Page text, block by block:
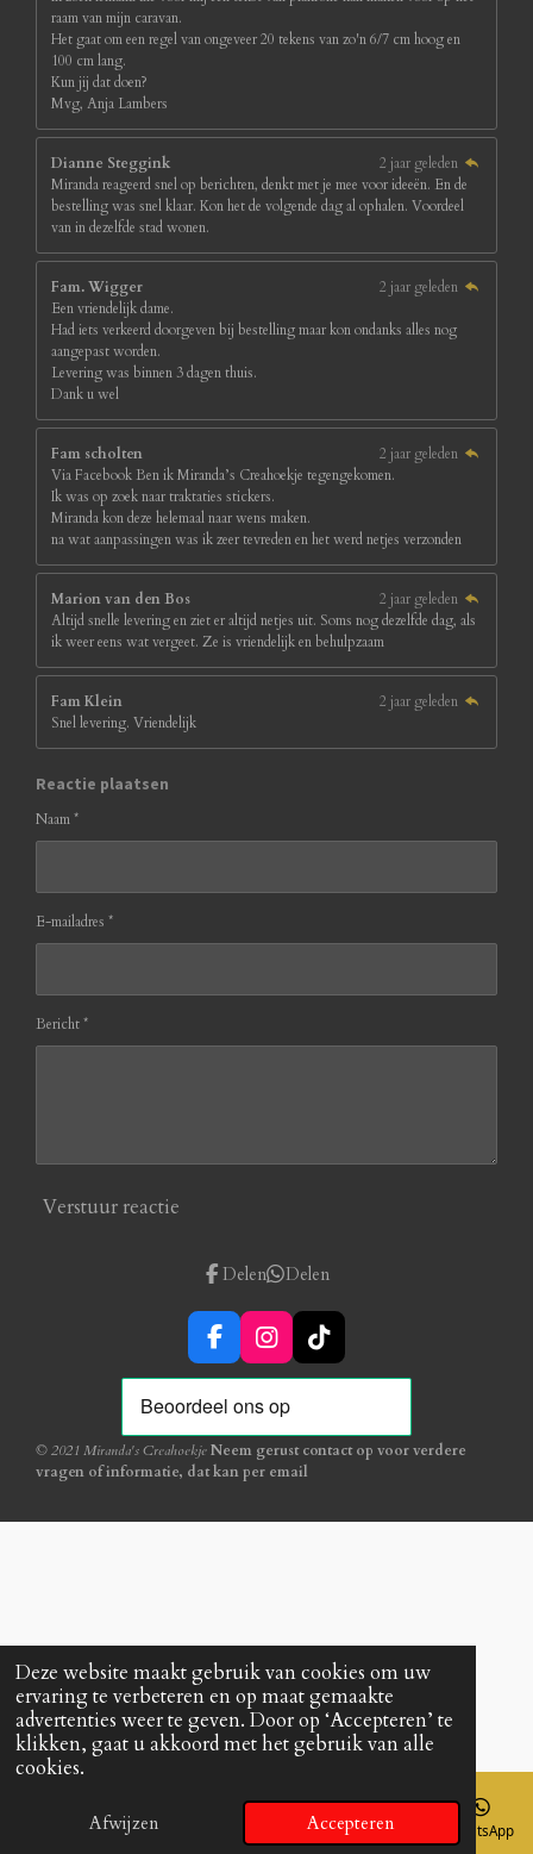
Deze website maakt gebruik van cookies om uw
ervaring te verbeteren en op maat gemaakte
advertenties weer te geven. Door op ‘Accepteren’ te
klikken, gaat u akkoord met het gebruik van alle
cookies.
Afwijzen Accepteren
raam van mijn caravan.
Het gaat om een regel van ongeveer 20 tekens van zo'n 6/7 cm hoog en
100 cm lang.
Kun jij dat doen?
Mvg, Anja Lambers
Dianne Steggink
2 jaar geleden
Miranda reageerd snel op berichten, denkt met je mee voor ideeën. En de
bestelling was snel klaar. Kon het de volgende dag al ophalen. Voordeel
van in dezelfde stad wonen.
Fam. Wigger
2 jaar geleden
Een vriendelijk dame.
Had iets verkeerd doorgeven bij bestelling maar kon ondanks alles nog
aangepast worden.
Levering was binnen 3 dagen thuis.
Dank u wel
Fam scholten
2 jaar geleden
Via Facebook Ben ik Miranda’s Creahoekje tegengekomen.
Ik was op zoek naar traktaties stickers.
Miranda kon deze helemaal naar wens maken.
na wat aanpassingen was ik zeer tevreden en het werd netjes verzonden
Marion van den Bos
2 jaar geleden
Altijd snelle levering en ziet er altijd netjes uit. Soms nog dezelfde dag, als
ik weer eens wat vergeet. Ze is vriendelijk en behulpzaam
Fam Klein
2 jaar geleden
Snel levering. Vriendelijk
Reactie plaatsen
Naam *
E-mailadres *
Bericht *
Verstuur reactie
Delen Delen
F
a
e
b
o
I
n
t
a
g
T
i
o
© 2021 Miranda's CreahoekjeNeem gerust contact op voor verdere
vragen of informatie, dat kan per email
E-mailadres Facebook WhatsApp